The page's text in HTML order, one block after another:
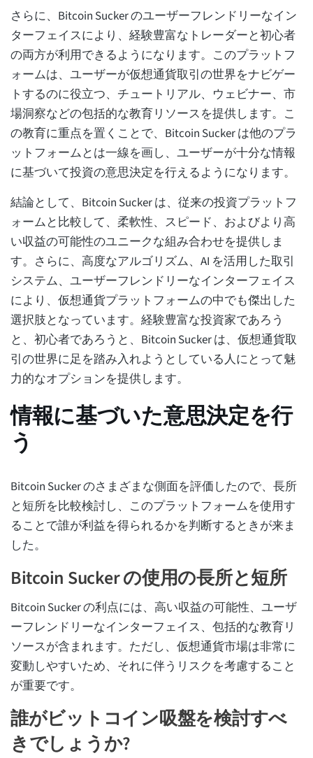
さらに、Bitcoin Sucker のユーザーフレンドリーなイン
ターフェイスにより、経験豊富なトレーダーと初心者
の両方が利用できるようになります。このプラットフ
ォームは、ユーザーが仮想通貨取引の世界をナビゲー
トするのに役立つ、チュートリアル、ウェビナー、市
場洞察などの包括的な教育リソースを提供します。こ
の教育に重点を置くことで、Bitcoin Sucker は他のプラ
ットフォームとは一線を画し、ユーザーが十分な情報
に基づいて投資の意思決定を行えるようになります。
結論として、Bitcoin Sucker は、従来の投資プラットフ
ォームと比較して、柔軟性、スピード、およびより高
い収益の可能性のユニークな組み合わせを提供しま
す。さらに、高度なアルゴリズム、AI を活用した取引
システム、ユーザーフレンドリーなインターフェイス
により、仮想通貨プラットフォームの中でも傑出した
選択肢となっています。経験豊富な投資家であろう
と、初心者であろうと、Bitcoin Sucker は、仮想通貨取
引の世界に足を踏み入れようとしている人にとって魅
力的なオプションを提供します。
情報に基づいた意思決定を行
う
Bitcoin Sucker のさまざまな側面を評価したので、長所
と短所を比較検討し、このプラットフォームを使用す
ることで誰が利益を得られるかを判断するときが来ま
した。
Bitcoin Sucker の使用の長所と短所
Bitcoin Sucker の利点には、高い収益の可能性、ユーザ
ーフレンドリーなインターフェイス、包括的な教育リ
ソースが含まれます。ただし、仮想通貨市場は非常に
変動しやすいため、それに伴うリスクを考慮すること
が重要です。
誰がビットコイン吸盤を検討すべ
きでしょうか?